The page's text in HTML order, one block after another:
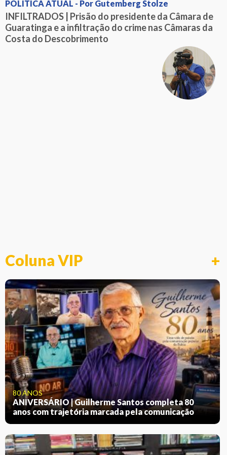
POLÍTICA ATUAL - Por Gutemberg Stolze
INFILTRADOS | Prisão do presidente da Câmara de
Guaratinga e a infiltração do crime nas Câmaras da
Costa do Descobrimento
Coluna VIP +
80 ANOS
ANIVERSÁRIO | Guilherme Santos completa 80
anos com trajetória marcada pela comunicação